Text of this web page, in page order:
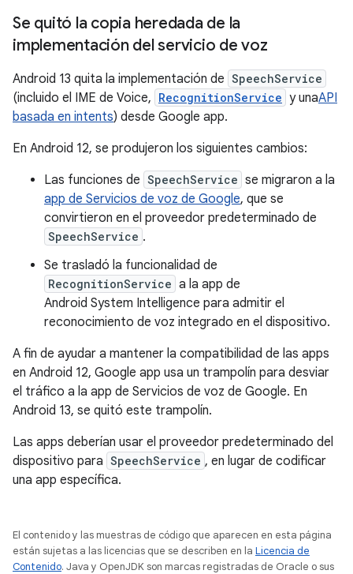
Se quitó la copia heredada de la
implementación del servicio de voz
Android 13 quita la implementación de SpeechService
(incluido el IME de Voice, RecognitionService y unaAPI
basada en intents) desde Google app.
En Android 12, se produjeron los siguientes cambios:
Las funciones de SpeechService se migraron a la
app de Servicios de voz de Google, que se
convirtieron en el proveedor predeterminado de
SpeechService .
Se trasladó la funcionalidad de
RecognitionService a la app de
Android System Intelligence para admitir el
reconocimiento de voz integrado en el dispositivo.
A fin de ayudar a mantener la compatibilidad de las apps
en Android 12, Google app usa un trampolín para desviar
el tráfico a la app de Servicios de voz de Google. En
Android 13, se quitó este trampolín.
Las apps deberían usar el proveedor predeterminado del
dispositivo para SpeechService , en lugar de codificar
una app específica.
El contenido y las muestras de código que aparecen en esta página
están sujetas a las licencias que se describen en la Licencia de
Contenido. Java y OpenJDK son marcas registradas de Oracle o sus